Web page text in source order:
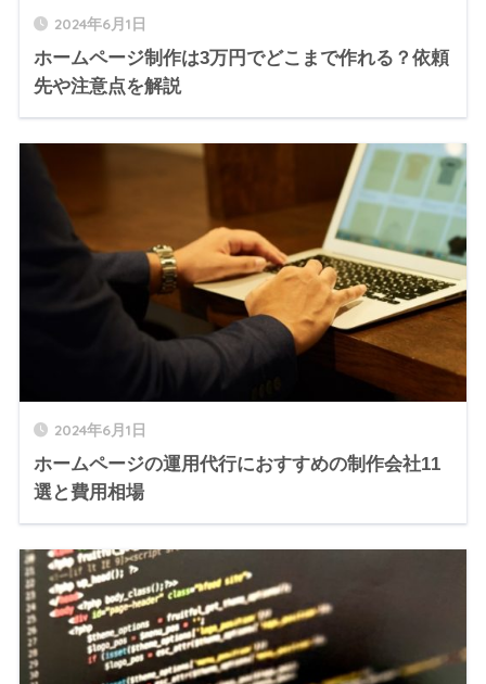
2024年6月1日
ホームページ制作は3万円でどこまで作れる？依頼
先や注意点を解説
2024年6月1日
ホームページの運用代行におすすめの制作会社11
選と費用相場